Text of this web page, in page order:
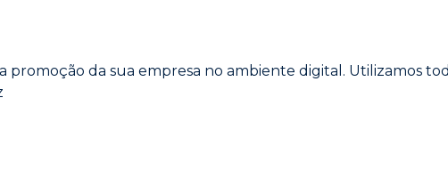
promoção da sua empresa no ambiente digital. Utilizamos